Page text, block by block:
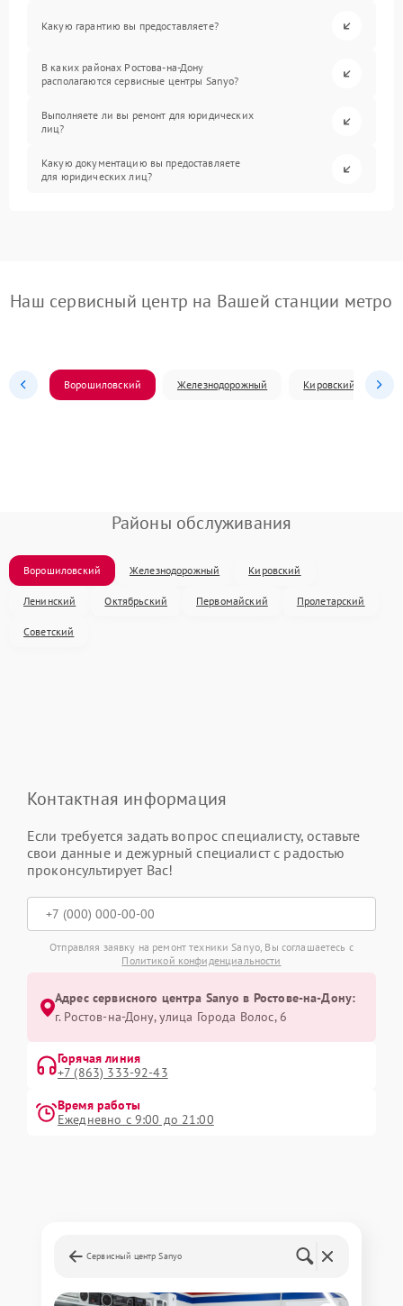
Какую гарантию вы предоставляете?
В каких районах Ростова-на-Дону
располагаются сервисные центры Sanyo?
Выполняете ли вы ремонт для юридических
лиц?
Какую документацию вы предоставляете
для юридических лиц?
Наш сервисный центр на Вашей станции метро
Ворошиловский Железнодорожный Кировский
Районы обслуживания
Ворошиловский Железнодорожный Кировский
Ленинский Октябрьский Первомайский Пролетарский
Советский
Контактная информация
Если требуется задать вопрос специалисту, оставьте
свои данные и дежурный специалист с радостью
проконсультирует Вас!
Отправляя заявку на ремонт техники Sanyo, Вы соглашаетесь с
Политикой конфиденциальности
Адрес сервисного центра Sanyo в Ростове-на-Дону:
г. Ростов-на-Дону, улица Города Волос, 6
Горячая линия
+7 (863) 333-92-43
Время работы
Ежедневно с 9:00 до 21:00
Сервисный центр Sanyo